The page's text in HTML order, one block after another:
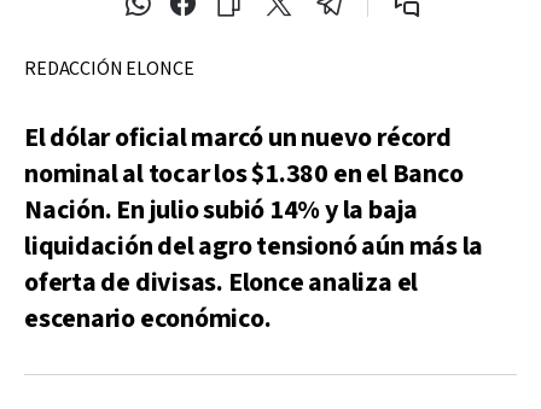
REDACCIÓN ELONCE
El dólar oficial marcó un nuevo récord
nominal al tocar los $1.380 en el Banco
Nación. En julio subió 14% y la baja
liquidación del agro tensionó aún más la
oferta de divisas. Elonce analiza el
escenario económico.